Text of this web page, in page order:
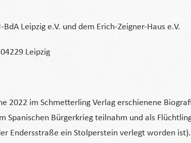
Leipzig e.V. und dem Erich-Zeigner-Haus e.V.
Leipzig
2022 im Schmetterling Verlag erschienene
Bürgerkrieg teilnahm und als
Endersstraße ein Stolperstein verlegt worden